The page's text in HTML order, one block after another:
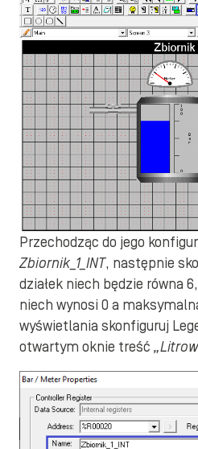
Przechodząc do jego
Zbiornik_1_INT, następnie
działek niech będzie równa
niech wynosi 0 a
wyświetlania skonfiguruj
otwartym oknie treść